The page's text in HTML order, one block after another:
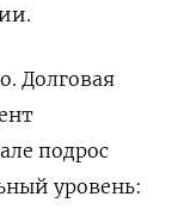
Долговая
подрос
уровень: